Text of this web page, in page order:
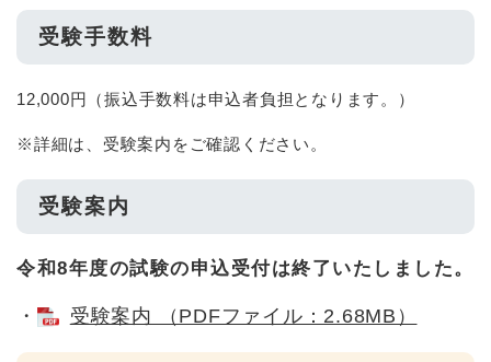
受験手数料
12,000円（振込手数料は申込者負担となります。）
※詳細は、受験案内をご確認ください。
受験案内
令和8年度の試験の申込受付は終了いたしました。
・ 受験案内 （PDFファイル：2.68MB）